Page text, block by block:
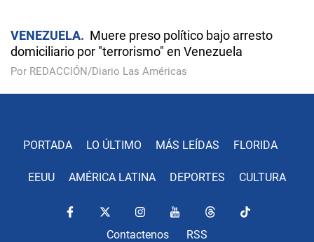
VENEZUELA
Muere preso político bajo arresto
domiciliario por "terrorismo" en Venezuela
Por REDACCIÓN/Diario Las Américas
PORTADA LO ÚLTIMO MÁS LEÍDAS FLORIDA
EEUU AMÉRICA LATINA DEPORTES CULTURA
Contactenos RSS